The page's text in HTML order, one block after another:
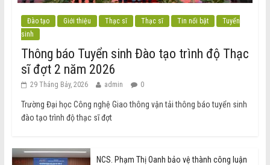
Đào tạo Giới thiệu Thạc sĩ Thạc sĩ Tin nổi bật
Tuyển
sinh
Thông báo Tuyển sinh Đào tạo trình độ Thạc
sĩ đợt 2 năm 2026
29 Tháng Bảy, 2026 admin 0
Trường Đại học Công nghệ Giao thông vận tải thông báo tuyển sinh
đào tạo trình độ thạc sĩ đợt
NCS. Phạm Thị Oanh bảo vệ thành công luận